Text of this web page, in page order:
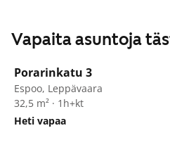
Vapaita asuntoja
/37
Porarinkatu 3
Espoo, Leppävaara
32,5 m² · 1h+kt
Heti vapaa